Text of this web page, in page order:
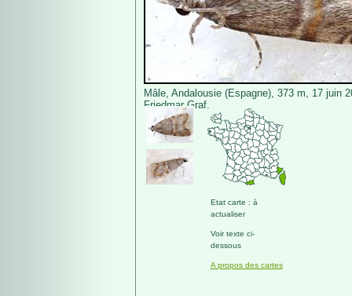
Mâle, Andalousie (Espagne), 373 m, 17 juin
Friedmar Graf.
Etat carte : à
actualiser
Voir texte ci-
dessous
A propos des cartes